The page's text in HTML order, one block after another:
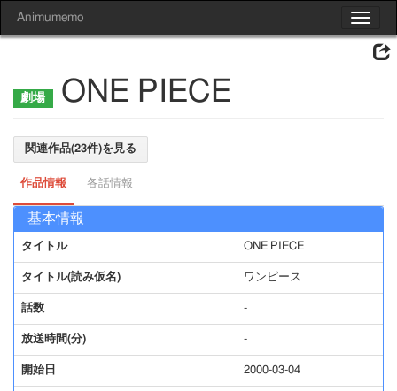
Toggle
Animumemo
ONE PIECE
関連作品(23件)を見る
作品情報 各話情報
基本情報
タイトル ONE PIECE
タイトル(読み仮名) ワンピース
話数 -
放送時間(分) -
開始日 2000-03-04